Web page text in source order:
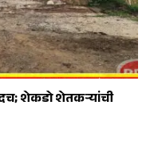
शेकडो शेतकऱ्यांची